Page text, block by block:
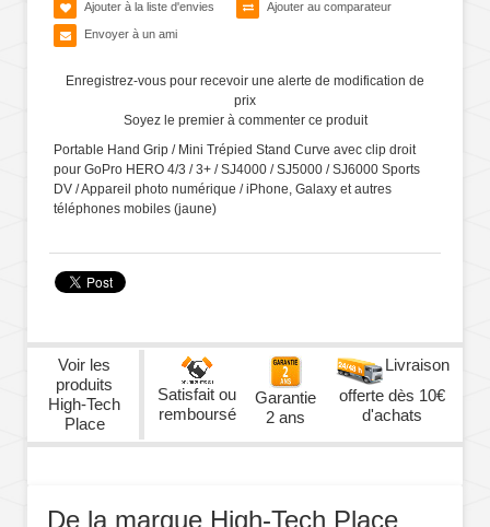
Ajouter à la liste d'envies Ajouter au comparateur
Envoyer à un ami
Enregistrez-vous pour recevoir une alerte de modification de
prix
Soyez le premier à commenter ce produit
Portable Hand Grip / Mini Trépied Stand Curve avec clip droit
pour GoPro HERO 4/3 / 3+ / SJ4000 / SJ5000 / SJ6000 Sports
DV / Appareil photo numérique / iPhone, Galaxy et autres
téléphones mobiles (jaune)
Voir les
produits
High-Tech
Place
Satisfait ou
remboursé
Garantie
2 ans
Livraison
offerte dès 10€
d'achats
De la marque High-Tech Place